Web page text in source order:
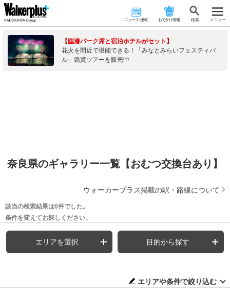
ニュース･連載 おでかけ情報 検 索 メニュー
【臨港パーク席と宿泊ホテルがセット】
花火を間近で堪能できる！「みなとみらいフェスティバ
ル」鑑賞ツアーを販売中
奈良県のギャラリー一覧【おむつ交換台あり】
ウォーカープラス掲載の駅・路線について
該当の検索結果は0件でした。
条件を変えてお探しください。
エリアを選択 目的から探す
エリアや条件で絞り込む